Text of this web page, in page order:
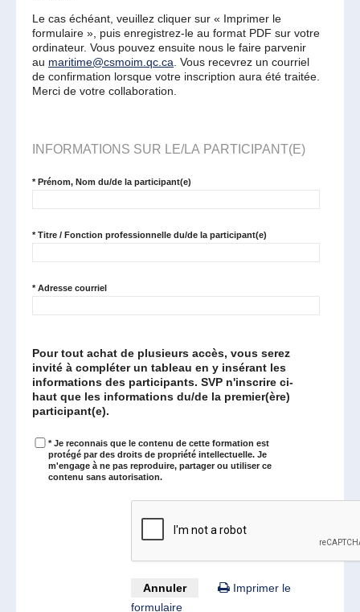
Le cas échéant, veuillez cliquer sur « Imprimer le
formulaire », puis enregistrez-le au format PDF sur votre
ordinateur. Vous pouvez ensuite nous le faire parvenir
au maritime@csmoim.qc.ca . Vous recevrez un courriel
de confirmation lorsque votre inscription aura été traitée.
Merci de votre collaboration.
INFORMATIONS SUR LE/LA PARTICIPANT(E)
*Prénom, Nom du/de la participant(e)
*Titre / Fonction professionnelle du/de la participant(e)
*Adresse courriel
Pour tout achat de plusieurs accès, vous serez
invité à compléter un tableau en y insérant les
informations des participants. SVP n'inscrire ci-
haut que les informations du/de la premier(ère)
participant(e).
*Je reconnais que le contenu de cette formation est
protégé par des droits de propriété intellectuelle. Je
m'engage à ne pas reproduire, partager ou utiliser ce
contenu sans autorisation.
Annuler
Imprimer le
formulaire